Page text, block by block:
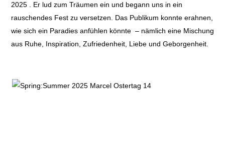
2025 . Er lud zum Träumen ein und begann uns in ein
rauschendes Fest zu versetzen. Das Publikum konnte erahnen,
wie sich ein Paradies anfühlen könnte – nämlich eine Mischung
aus Ruhe, Inspiration, Zufriedenheit, Liebe und Geborgenheit.